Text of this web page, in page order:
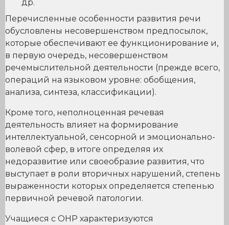
др.
Перечисленные особенности развития речи
обусловлены несовершенством предпосылок,
которые обеспечивают ее функционирование и,
в первую очередь, несовершенством
речемыслительной деятельности (прежде всего,
операций на языковом уровне: обобщения,
анализа, синтеза, классификации).
Кроме того, неполноценная речевая
деятельность влияет на формирование
интеллектуальной, сенсорной и эмоционально-
волевой сфер, в итоге определяя их
недоразвитие или своеобразие развития, что
выступает в роли вторичных нарушений, степень
выраженности которых определяется степенью
первичной речевой патологии.
Учащиеся с ОНР характеризуются